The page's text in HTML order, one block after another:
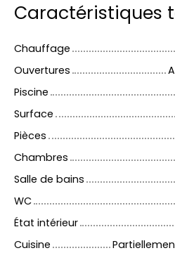
Caractéristiques
Chauffage
Ouvertures
Piscine
Surface
Pièces
Chambres
Salle de bains
WC
État intérieur
Cuisine